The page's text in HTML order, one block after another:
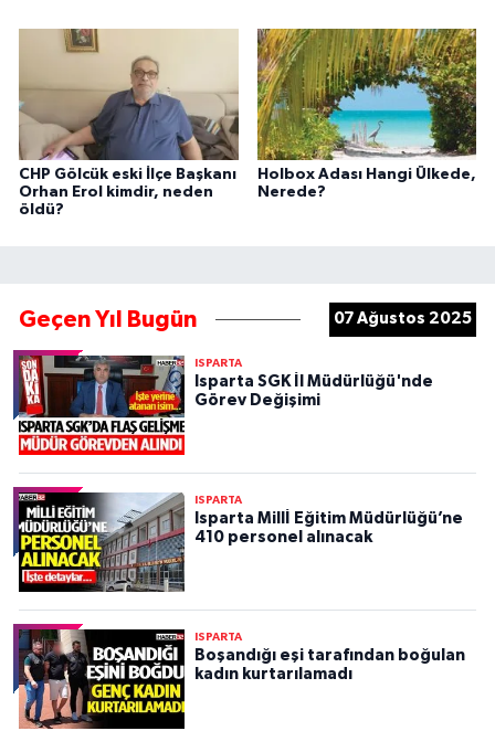
CHP Gölcük eski İlçe Başkanı
Orhan Erol kimdir, neden
öldü?
Holbox Adası Hangi Ülkede,
Nerede?
Geçen Yıl Bugün 07 Ağustos 2025
ISPARTA
Isparta SGK İl Müdürlüğü'nde
Görev Değişimi
ISPARTA
Isparta Millİ Eğitim Müdürlüğü’ne
410 personel alınacak
ISPARTA
Boşandığı eşi tarafından boğulan
kadın kurtarılamadı